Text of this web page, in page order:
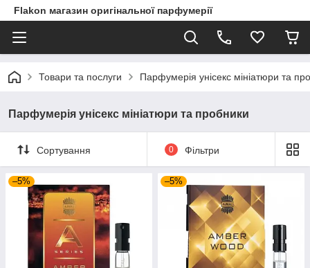
Flakon магазин оригінальної парфумерії
Товари та послуги Парфумерія унісекс мініатюри та
Парфумерія унісекс мініатюри та пробники
Сортування 0 Фільтри
–5% –5%